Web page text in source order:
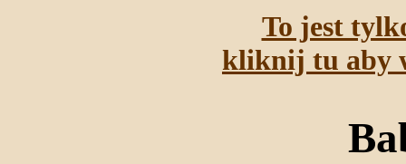
To jest
kliknij tu aby